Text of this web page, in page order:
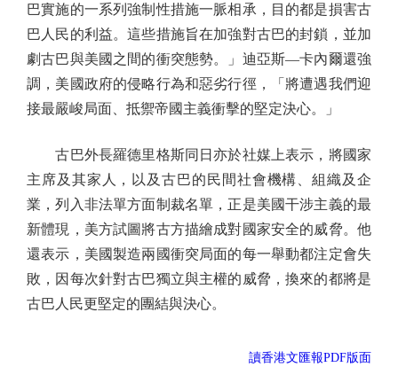
巴實施的一系列強制性措施一脈相承，目的都是損害古
巴人民的利益。這些措施旨在加強對古巴的封鎖，並加
劇古巴與美國之間的衝突態勢。」迪亞斯—卡內爾還強
調，美國政府的侵略行為和惡劣行徑，「將遭遇我們迎
接最嚴峻局面、抵禦帝國主義衝擊的堅定決心。」
古巴外長羅德里格斯同日亦於社媒上表示，將國家
主席及其家人，以及古巴的民間社會機構、組織及企
業，列入非法單方面制裁名單，正是美國干涉主義的最
新體現，美方試圖將古方描繪成對國家安全的威脅。他
還表示，美國製造兩國衝突局面的每一舉動都注定會失
敗，因每次針對古巴獨立與主權的威脅，換來的都將是
古巴人民更堅定的團結與決心。
讀香港文匯報PDF版面